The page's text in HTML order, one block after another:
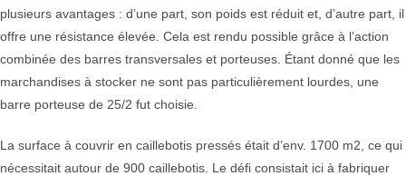
plusieurs avantages : d’une part, son poids est réduit et, d’autre part, il
offre une résistance élevée. Cela est rendu possible grâce à l’action
combinée des barres transversales et porteuses. Étant donné que les
marchandises à stocker ne sont pas particulièrement lourdes, une
barre porteuse de 25/2 fut choisie.
La surface à couvrir en caillebotis pressés était d’env. 1700 m2, ce qui
nécessitait autour de 900 caillebotis. Le défi consistait ici à fabriquer